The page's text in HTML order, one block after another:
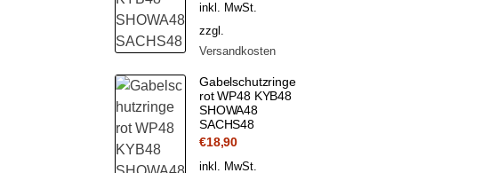
inkl. MwSt.
zzgl.
Versandkosten
Gabelschutzringe
rot WP48 KYB48
SHOWA48
SACHS48
€18,90
inkl. MwSt.